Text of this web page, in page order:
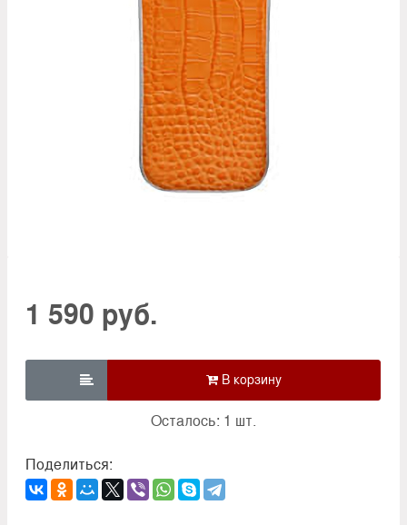
1 590 руб.

Осталось: 1 шт.
Поделиться: